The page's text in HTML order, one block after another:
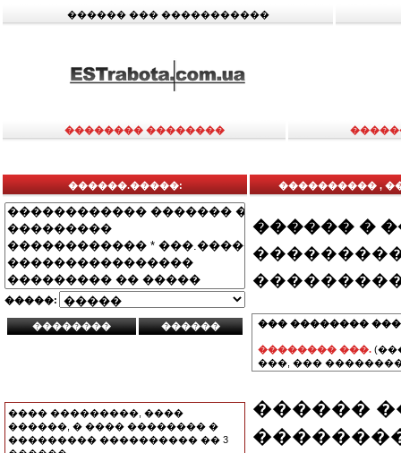
������ ��� �����������
�������� ��������
������.�����:
�����:
���� ���������, ����
������, � ���� �������� �
��������� ���������� �� 3
���������� ,
������ �
��� ��������
�������� ���.
���, ���
������